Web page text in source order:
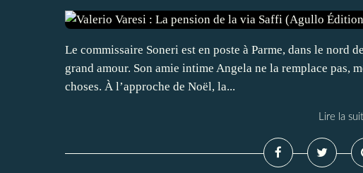
Le commissaire Soneri est en poste à Parme, dans le nord
grand amour. Son amie intime Angela ne la remplace pas,
choses. À l’approche de Noël, la...
Lire la